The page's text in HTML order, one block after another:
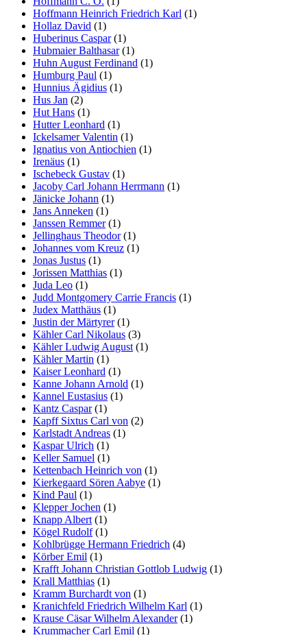
Hoffmann Heinrich Friedrich Karl (1)
Hollaz David (1)
Huberinus Caspar(1)
Hubmaier Balthasar(1)
Huhn August Ferdinand (1)
Humburg Paul (1)
Hunnius Ägidius (1)
Hus Jan (2)
Hut Hans (1)
Hutter Leonhard (1)
Ickelsamer Valentin (1)
Ignatius von Antiochien (1)
Irenäus (1)
Ischebeck Gustav (1)
Jacoby Carl Johann Herrmann (1)
Jänicke Johann (1)
Jans Anneken (1)
Janssen Remmer(1)
Jellinghaus Theodor(1)
Johannes vom Kreuz (1)
Jonas Justus (1)
Jorissen Matthias (1)
Juda Leo (1)
Judd Montgomery Carrie Francis (1)
Judex Matthäus (1)
Justin der Märtyrer(1)
Kähler Carl Nikolaus (3)
Kähler Ludwig August (1)
Kähler Martin (1)
Kaiser Leonhard (1)
Kanne Johann Arnold (1)
Kannel Eustasius (1)
Kantz Caspar(1)
Kapff Sixtus Carl von (2)
Karlstadt Andreas (1)
Kaspar Ulrich (1)
Keller Samuel (1)
Kettenbach Heinrich von (1)
Kierkegaard Sören Aabye (1)
Kind Paul (1)
Klepper Jochen (1)
Knapp Albert (1)
Kögel Rudolf(1)
Kohlbrügge Hermann Friedrich (4)
Körber Emil (1)
Krafft Johann Christian Gottlob Ludwig (1)
Krall Matthias (1)
Kramm Burchardt von (1)
Kranichfeld Friedrich Wilhelm Karl (1)
Krause Cäsar Wilhelm Alexander(1)
Krummacher Carl Emil (1)